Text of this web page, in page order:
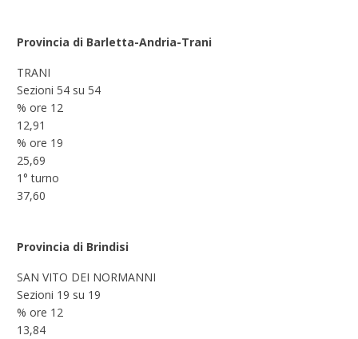
Provincia di Barletta-Andria-Trani
TRANI
Sezioni 54 su 54
% ore 12
12,91
% ore 19
25,69
1° turno
37,60
Provincia di Brindisi
SAN VITO DEI NORMANNI
Sezioni 19 su 19
% ore 12
13,84